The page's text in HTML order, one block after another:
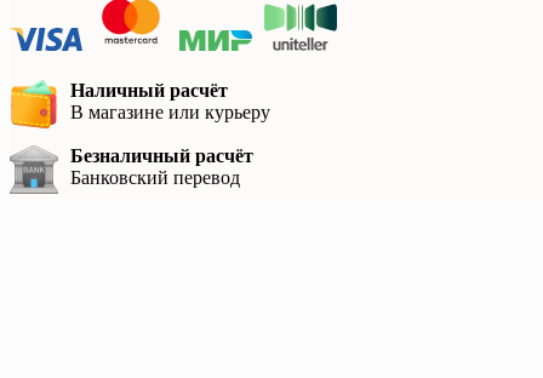
Наличный расчёт
В магазине или курьеру
Безналичный расчёт
Банковский перевод